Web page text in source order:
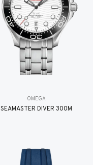
OMEGA
SEAMASTER DIVER 300M